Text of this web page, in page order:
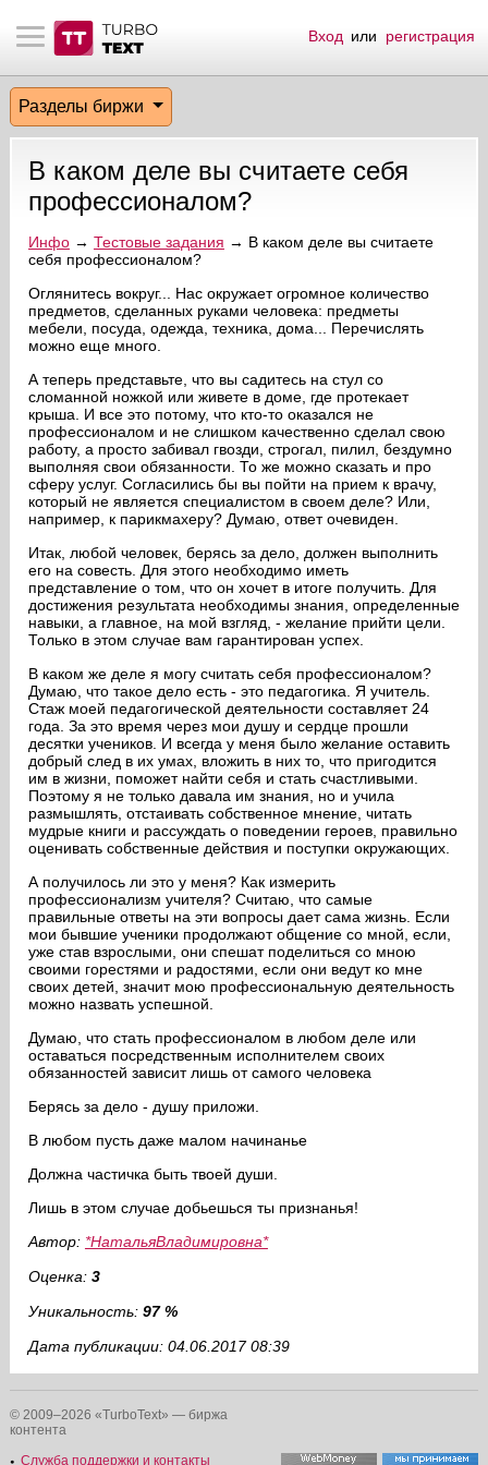
материалы
биржи
пользователи
эфир
на сайте
пользователей
сообщения
по форуму
Вход или регистрация
Разделы биржи
В каком деле вы считаете себя
профессионалом?
Инфо→ Тестовые задания → В каком деле вы считаете
себя профессионалом?
Оглянитесь вокруг... Нас окружает огромное количество
предметов, сделанных руками человека: предметы
мебели, посуда, одежда, техника, дома... Перечислять
можно еще много.
А теперь представьте, что вы садитесь на стул со
сломанной ножкой или живете в доме, где протекает
крыша. И все это потому, что кто-то оказался не
профессионалом и не слишком качественно сделал свою
работу, а просто забивал гвозди, строгал, пилил, бездумно
выполняя свои обязанности. То же можно сказать и про
сферу услуг. Согласились бы вы пойти на прием к врачу,
который не является специалистом в своем деле? Или,
например, к парикмахеру? Думаю, ответ очевиден.
Итак, любой человек, берясь за дело, должен выполнить
его на совесть. Для этого необходимо иметь
представление о том, что он хочет в итоге получить. Для
достижения результата необходимы знания, определенные
навыки, а главное, на мой взгляд, - желание прийти цели.
Только в этом случае вам гарантирован успех.
В каком же деле я могу считать себя профессионалом?
Думаю, что такое дело есть - это педагогика. Я учитель.
Стаж моей педагогической деятельности составляет 24
года. За это время через мои душу и сердце прошли
десятки учеников. И всегда у меня было желание оставить
добрый след в их умах, вложить в них то, что пригодится
им в жизни, поможет найти себя и стать счастливыми.
Поэтому я не только давала им знания, но и учила
размышлять, отстаивать собственное мнение, читать
мудрые книги и рассуждать о поведении героев, правильно
оценивать собственные действия и поступки окружающих.
А получилось ли это у меня? Как измерить
профессионализм учителя? Считаю, что самые
правильные ответы на эти вопросы дает сама жизнь. Если
мои бывшие ученики продолжают общение со мной, если,
уже став взрослыми, они спешат поделиться со мною
своими горестями и радостями, если они ведут ко мне
своих детей, значит мою профессиональную деятельность
можно назвать успешной.
Думаю, что стать профессионалом в любом деле или
оставаться посредственным исполнителем своих
обязанностей зависит лишь от самого человека
Берясь за дело - душу приложи.
В любом пусть даже малом начинанье
Должна частичка быть твоей души.
Лишь в этом случае добьешься ты признанья!
Автор: *НатальяВладимировна*
Оценка: 3
Уникальность: 97 %
Дата публикации: 04.06.2017 08:39
© 2009–2026 «TurboText» — биржа
контента
Служба поддержки и контакты